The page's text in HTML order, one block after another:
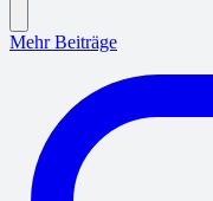
Mehr Beiträge